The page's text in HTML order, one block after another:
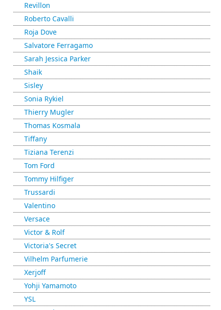
Revillon
Roberto Cavalli
Roja Dove
Salvatore Ferragamo
Sarah Jessica Parker
Shaik
Sisley
Sonia Rykiel
Thierry Mugler
Thomas Kosmala
Tiffany
Tiziana Terenzi
Tom Ford
Tommy Hilfiger
Trussardi
Valentino
Versace
Victor & Rolf
Victoria's Secret
Vilhelm Parfumerie
Xerjoff
Yohji Yamamoto
YSL